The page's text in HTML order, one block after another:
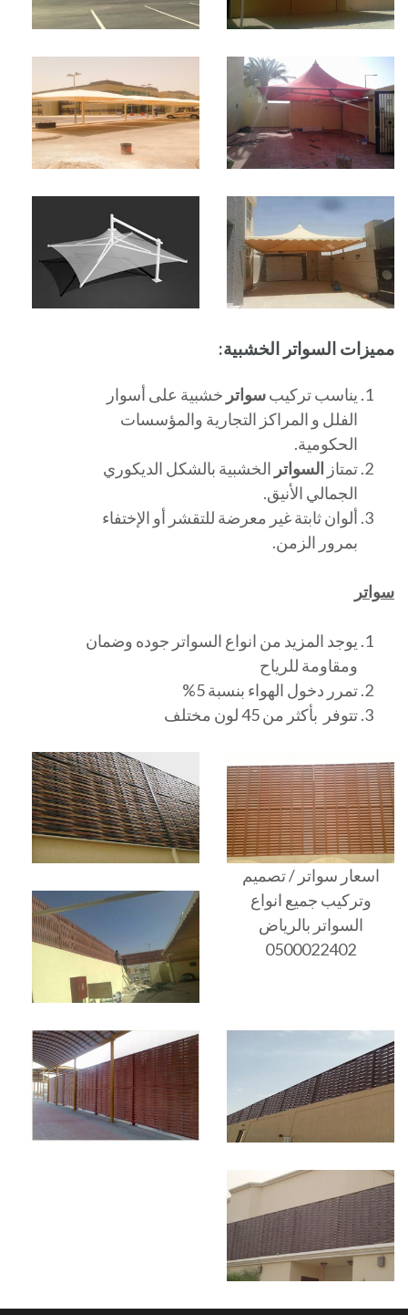
مميزات السواتر الخشبية:
يناسب تركيبسواتر خشبية على أسوار
الفلل و المراكز التجارية والمؤسسات
الحكومية.
تمتاز السواتر الخشبية بالشكل الديكوري
الجمالي الأنيق.
ألوان ثابتة غير معرضة للتقشر أو الإختفاء
بمرور الزمن.
سواتر
يوجد المزيد من انواع السواتر جوده وضمان
ومقاومة للرياح
تمرر دخول الهواء بنسبة 5%
تتوفر بأكثر من 45 لون مختلف
اسعار سواتر / تصميم
وتركيب جميع انواع
السواتر بالرياض
0500022402